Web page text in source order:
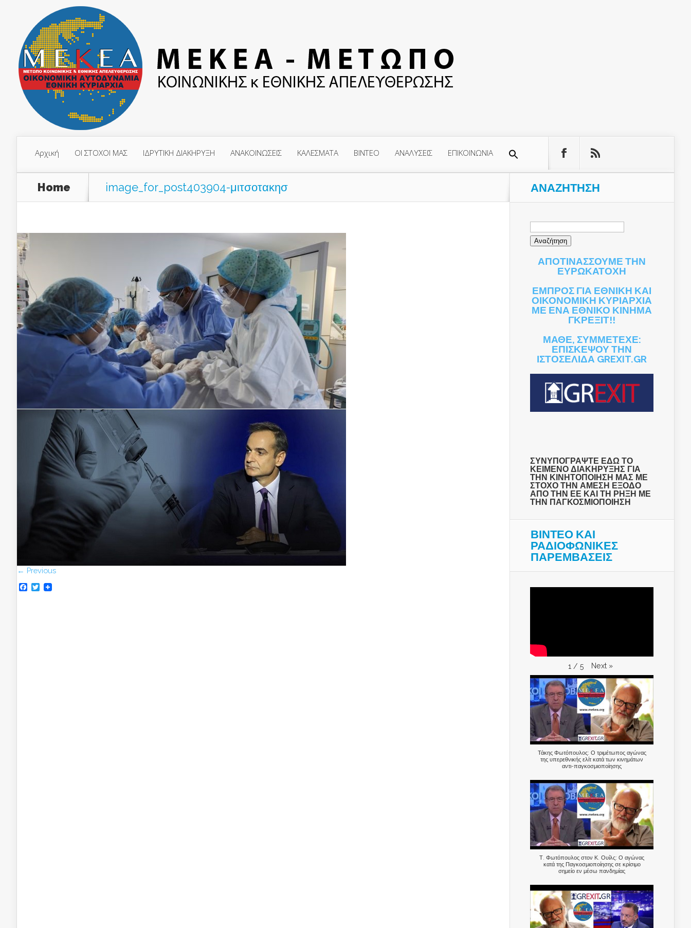
Αρχική ΟΙ ΣΤΟΧΟΙ ΜΑΣ ΙΔΡΥΤΙΚΗ ΔΙΑΚΗΡΥΞΗ ΑΝΑΚΟΙΝΩΣΕΙΣ ΚΑΛΕΣΜΑΤΑ ΒΙΝΤΕΟ ΑΝΑΛΥΣΕΙΣ ΕΠΙΚΟΙΝΩΝΙΑ
Home image_for_post403904-μιτσοτακησ
← Previous
Facebook
Twitter
ΑΝΑΖΉΤΗΣΗ
Αναζήτηση
ΑΠΟΤΙΝΑΣΣΟΥΜΕ ΤΗΝ
ΕΥΡΩΚΑΤΟΧΗ
ΕΜΠΡΟΣ ΓΙΑ ΕΘΝΙΚΗ ΚΑΙ
ΟΙΚΟΝΟΜΙΚΗ ΚΥΡΙΑΡΧΙΑ
ΜΕ ΕΝΑ ΕΘΝΙΚΟ ΚΙΝΗΜΑ
ΓΚΡΕΞΙΤ!!
ΜΑΘΕ, ΣΥΜΜΕΤΕΧΕ:
ΕΠΙΣΚΕΨΟΥ ΤΗΝ
ΙΣΤΟΣΕΛΙΔΑ GREXIT.GR
ΣΥΝΥΠΟΓΡΑΨΤΕ ΕΔΩ ΤΟ
ΚΕΙΜΕΝΟ ΔΙΑΚΗΡΥΞΗΣ ΓΙΑ
ΤΗΝ ΚΙΝΗΤΟΠΟΙΗΣΗ ΜΑΣ ΜΕ
ΣΤΟΧΟ ΤΗΝ ΑΜΕΣΗ ΕΞΟΔΟ
ΑΠΟ ΤΗΝ ΕΕ ΚΑΙ ΤΗ ΡΗΞΗ ΜΕ
ΤΗΝ ΠΑΓΚΟΣΜΙΟΠΟΙΗΣΗ
ΒΙΝΤΕΟ ΚΑΙ
ΡΑΔΙΟΦΩΝΙΚΕΣ
ΠΑΡΕΜΒΑΣΕΙΣ
1 / 5 Next »
Τάκης Φωτόπουλος: Ο τριμέτωπος αγώνας
της υπερεθνικής ελίτ κατά των κινημάτων
αντι-παγκοσμιοποίησης
Τ. Φωτόπουλος στον Κ. Ουίλς: Ο αγώνας
κατά της Παγκοσμιοποίησης σε κρίσιμο
σημείο εν μέσω πανδημίας